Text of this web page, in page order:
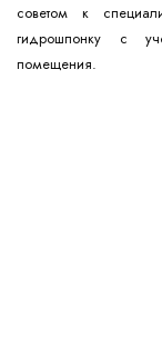
советом к
гидрошпонку с
помещения.